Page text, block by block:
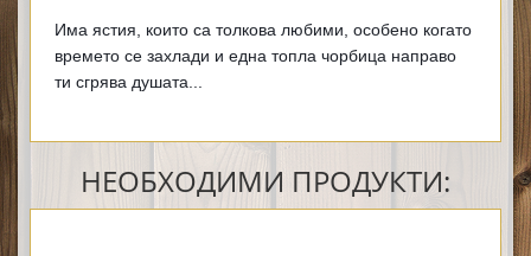
Има ястия, които са толкова любими, особено когато
времето се захлади и една топла чорбица направо
ти сгрява душата...
НЕОБХОДИМИ ПРОДУКТИ: